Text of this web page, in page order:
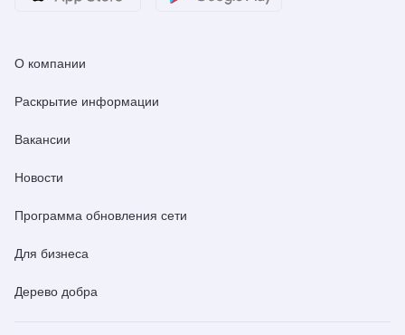
О компании
Раскрытие информации
Вакансии
Новости
Программа обновления сети
Для бизнеса
Дерево добра